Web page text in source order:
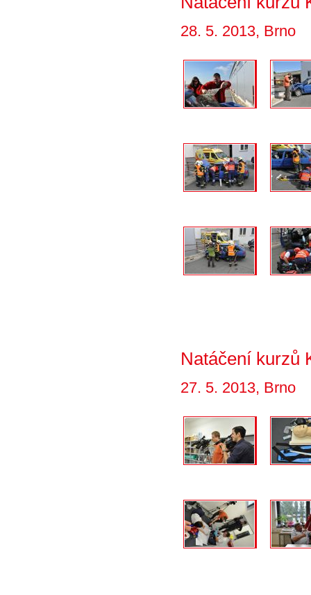
28. 5. 2013, Brno
Natáčení kurzů
27. 5. 2013, Brno